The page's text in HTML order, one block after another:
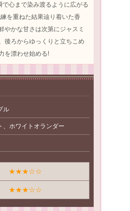
心まで染み渡るように広がる
を重ねた結果辿り着いた香
やかな甘さは次第にジャスミ
後ろからゆっくりと立ちこめ
を漂わせ始める!
ル
、ホワイトオランダー
★★★☆☆
★★★☆☆